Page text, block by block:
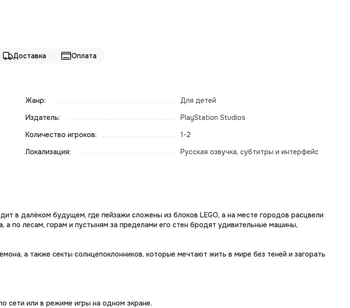
Доставка Оплата
Жанр:
Для детей
Издатель:
PlayStation Studios
Количество игроков:
1-2
Локализация:
Русская озвучка, субтитры и интерфейс
в далёком будущем, где пейзажи сложены из блоков LEGO, а на месте городов расцвели
по лесам, горам и пустыням за пределами его стен бродят удивительные машины,
а также секты солнцепоклонников, которые мечтают жить в мире без теней и загорать
сети или в режиме игры на одном экране.